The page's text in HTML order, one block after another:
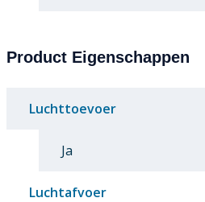
Product Eigenschappen
Luchttoevoer
Ja
Luchtafvoer